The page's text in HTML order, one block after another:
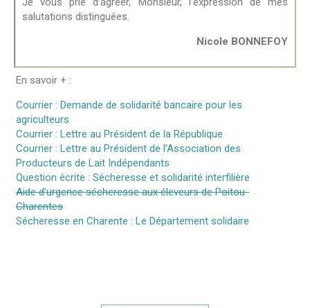
salutations distinguées.
Nicole BONNEFOY
En savoir + :
Courrier : Demande de solidarité bancaire pour les
agriculteurs
Courrier : Lettre au Président de la République
Courrier : Lettre au Président de l’Association des
Producteurs de Lait Indépendants
Question écrite : Sécheresse et solidarité interfilière
Aide d’urgence sécheresse aux éleveurs de Poitou-
Charentes
Sécheresse en Charente : Le Département solidaire